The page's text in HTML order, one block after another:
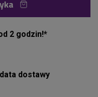
2 godzin!*
dostawy